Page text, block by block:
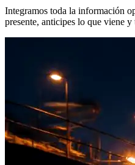
Integramos toda la información
presente, anticipes lo que viene